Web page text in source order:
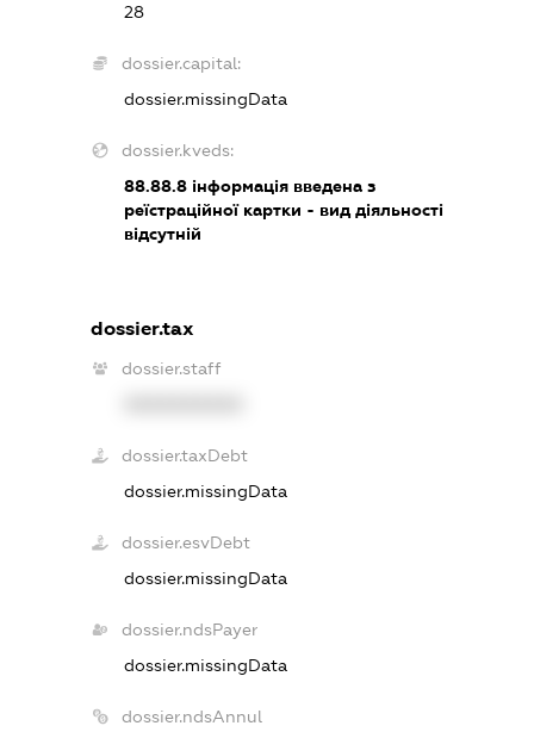
28
dossier.capital:
dossier.missingData
dossier.kveds:
88.88.8інформація введена з
реїстраційної картки - вид діяльності
відсутній
dossier.tax
dossier.staff
dossier.taxDebt
dossier.missingData
dossier.esvDebt
dossier.missingData
dossier.ndsPayer
dossier.missingData
dossier.ndsAnnul